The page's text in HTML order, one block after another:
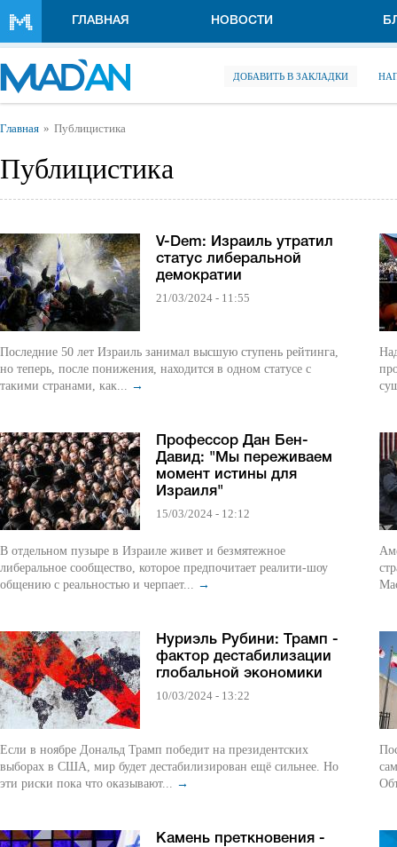
ГЛАВНАЯ НОВОСТИ
ДОБАВИТЬ В ЗАКЛАДКИ
Вы здесь
Главная Публицистика
Публицистика
V-Dem: Израиль утратил
статус либеральной
демократии
21/03/2024 - 11:55
Последние 50 лет Израиль занимал высшую ступень рейтинга,
но теперь, после понижения, находится в одном статусе с
такими странами, как... →
Профессор Дан Бен-
Давид: "Мы переживаем
момент истины для
Израиля"
15/03/2024 - 12:12
В отдельном пузыре в Израиле живет и безмятежное
либеральное сообщество, которое предпочитает реалити-шоу
общению с реальностью и черпает... →
Нуриэль Рубини: Трамп -
фактор дестабилизации
глобальной экономики
10/03/2024 - 13:22
Если в ноябре Дональд Трамп победит на президентских
выборах в США, мир будет дестабилизирован ещё сильнее. Но
эти риски пока что оказывают... →
Камень преткновения -